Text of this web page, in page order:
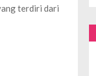
terdiri dari